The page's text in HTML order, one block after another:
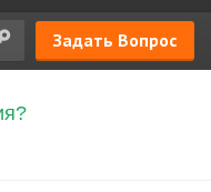
Задать Вопрос